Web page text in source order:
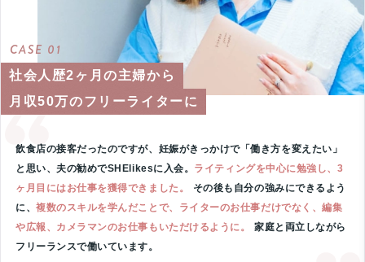
CASE 01
社会人歴2ヶ月の主婦から
月収50万のフリーライターに
飲食店の接客だったのですが、妊娠がきっかけで「働き方を変えたい」
と思い、夫の勧めでSHElikesに入会。 ライティングを中心に勉強し、3
ヶ月目にはお仕事を獲得できました。
その後も自分の強みにできるよう
に、複数のスキルを学んだことで、ライターのお仕事だけでなく、編集
や広報、カメラマンのお仕事もいただけるように。
家庭と両立しながら
フリーランスで働いています。